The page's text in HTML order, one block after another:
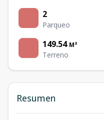
2
Parqueo
149.54 M²
Terreno
Resumen